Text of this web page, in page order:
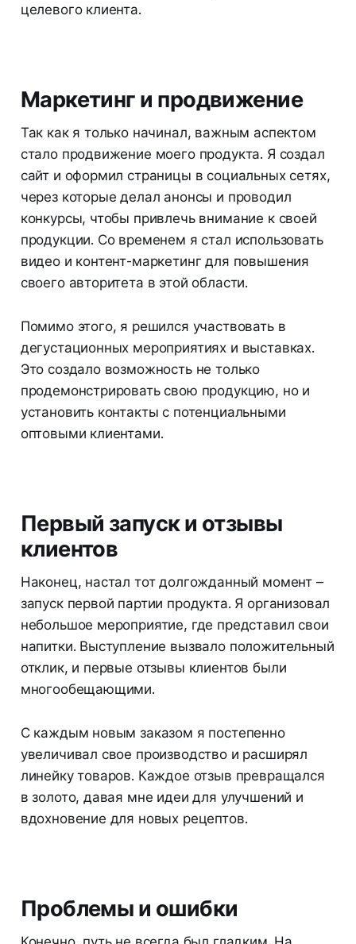
целевого клиента.
Маркетинг и продвижение
Так как я только начинал, важным аспектом
стало продвижение моего продукта. Я создал
сайт и оформил страницы в социальных сетях,
через которые делал анонсы и проводил
конкурсы, чтобы привлечь внимание к своей
продукции. Со временем я стал использовать
видео и контент-маркетинг для повышения
своего авторитета в этой области.
Помимо этого, я решился участвовать в
дегустационных мероприятиях и выставках.
Это создало возможность не только
продемонстрировать свою продукцию, но и
установить контакты с потенциальными
оптовыми клиентами.
Первый запуск и отзывы
клиентов
Наконец, настал тот долгожданный момент –
запуск первой партии продукта. Я организовал
небольшое мероприятие, где представил свои
напитки. Выступление вызвало положительный
отклик, и первые отзывы клиентов были
многообещающими.
С каждым новым заказом я постепенно
увеличивал свое производство и расширял
линейку товаров. Каждое отзыв превращался
в золото, давая мне идеи для улучшений и
вдохновение для новых рецептов.
Проблемы и ошибки